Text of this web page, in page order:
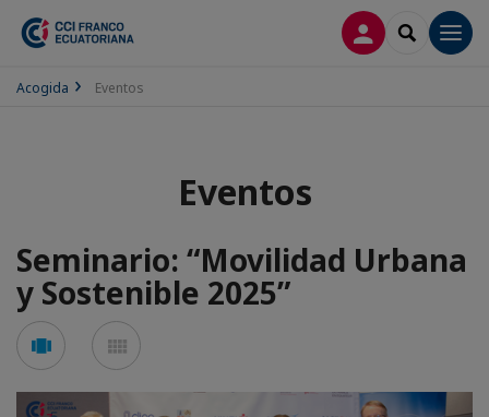
CONECTARSE
SEARCH
Acogida Eventos
Eventos
Seminario: “Movilidad Urbana
y Sostenible 2025”
carousel mosaic